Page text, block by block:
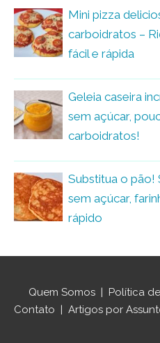
Mini pizza
carboidratos –
fácil e rápida
Geleia caseira
sem açúcar,
carboidratos!
Substitua o pão!
sem açúcar,
rápido
Quem Somos | Política
Contato | Artigos por